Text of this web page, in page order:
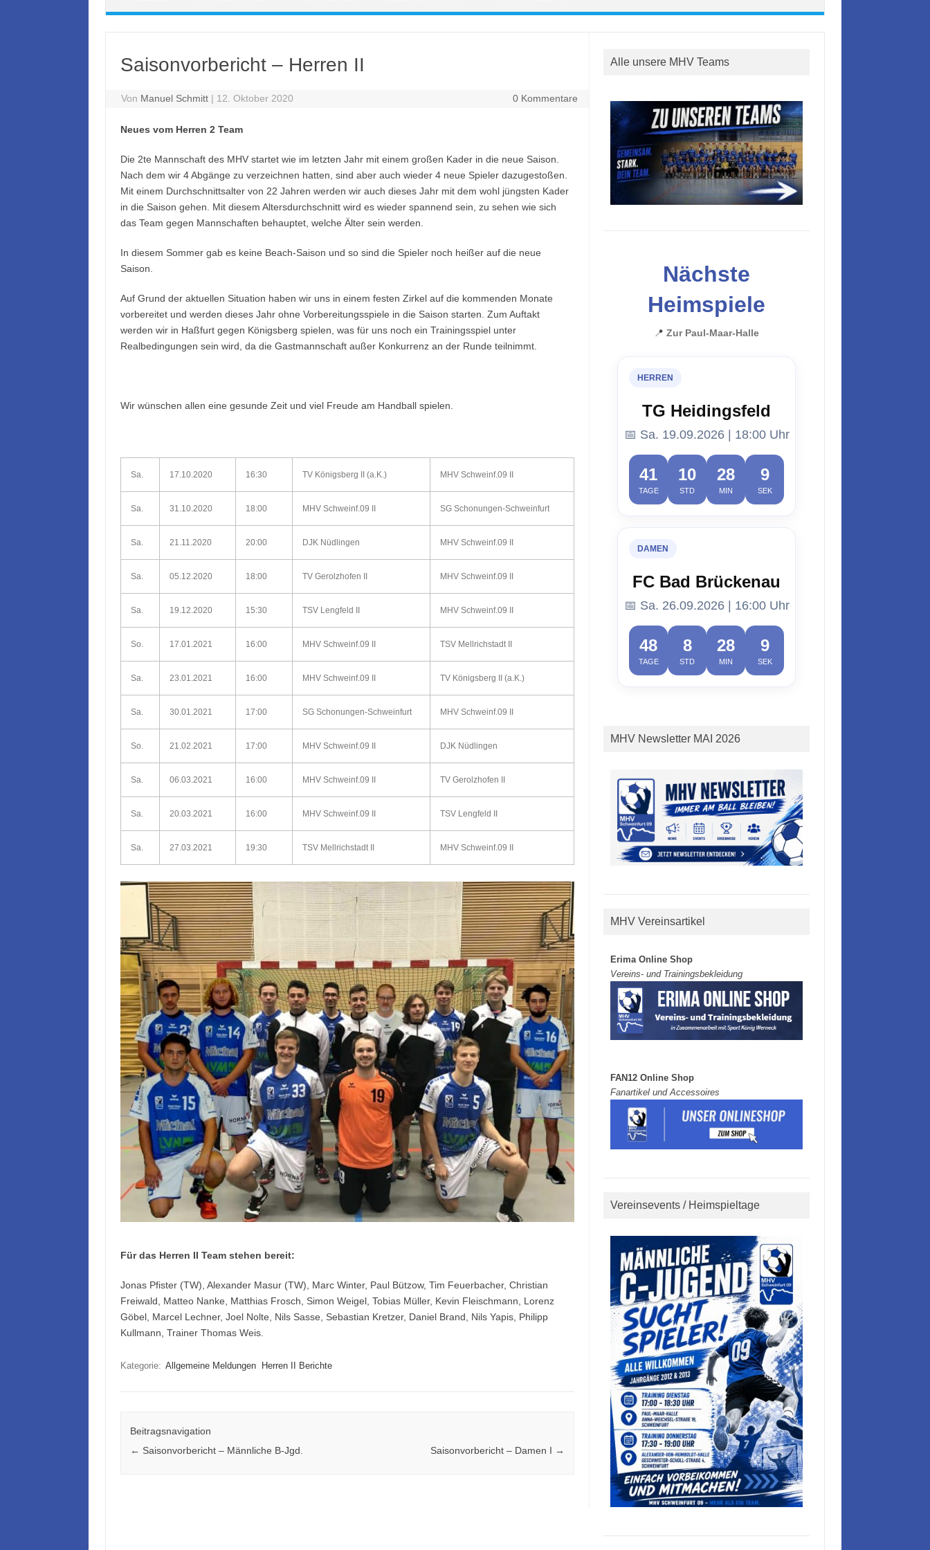
Saisonvorbericht – Herren II
Von Manuel Schmitt | 12. Oktober 2020 0 Kommentare
Neues vom Herren 2 Team
Die 2te Mannschaft des MHV startet wie im letzten Jahr mit einem großen Kader in die neue Saison.
Nach dem wir 4 Abgänge zu verzeichnen hatten, sind aber auch wieder 4 neue Spieler dazugestoßen.
Mit einem Durchschnittsalter von 22 Jahren werden wir auch dieses Jahr mit dem wohl jüngsten Kader
in die Saison gehen. Mit diesem Altersdurchschnitt wird es wieder spannend sein, zu sehen wie sich
das Team gegen Mannschaften behauptet, welche Älter sein werden.
In diesem Sommer gab es keine Beach-Saison und so sind die Spieler noch heißer auf die neue
Saison.
Auf Grund der aktuellen Situation haben wir uns in einem festen Zirkel auf die kommenden Monate
vorbereitet und werden dieses Jahr ohne Vorbereitungsspiele in die Saison starten. Zum Auftakt
werden wir in Haßfurt gegen Königsberg spielen, was für uns noch ein Trainingsspiel unter
Realbedingungen sein wird, da die Gastmannschaft außer Konkurrenz an der Runde teilnimmt.
Wir wünschen allen eine gesunde Zeit und viel Freude am Handball spielen.
Sa. 17.10.2020 16:30 TV Königsberg II (a.K.) MHV Schweinf.09 II
Sa. 31.10.2020 18:00 MHV Schweinf.09 II SG Schonungen-Schweinfurt
Sa. 21.11.2020 20:00 DJK Nüdlingen MHV Schweinf.09 II
Sa. 05.12.2020 18:00 TV Gerolzhofen II MHV Schweinf.09 II
Sa. 19.12.2020 15:30 TSV Lengfeld II MHV Schweinf.09 II
So. 17.01.2021 16:00 MHV Schweinf.09 II TSV Mellrichstadt II
Sa. 23.01.2021 16:00 MHV Schweinf.09 II TV Königsberg II (a.K.)
Sa. 30.01.2021 17:00 SG Schonungen-Schweinfurt MHV Schweinf.09 II
So. 21.02.2021 17:00 MHV Schweinf.09 II DJK Nüdlingen
Sa. 06.03.2021 16:00 MHV Schweinf.09 II TV Gerolzhofen II
Sa. 20.03.2021 16:00 MHV Schweinf.09 II TSV Lengfeld II
Sa. 27.03.2021 19:30 TSV Mellrichstadt II MHV Schweinf.09 II
Für das Herren II Team stehen bereit:
Jonas Pfister (TW), Alexander Masur (TW), Marc Winter, Paul Bützow, Tim Feuerbacher, Christian
Freiwald, Matteo Nanke, Matthias Frosch, Simon Weigel, Tobias Müller, Kevin Fleischmann, Lorenz
Göbel, Marcel Lechner, Joel Nolte, Nils Sasse, Sebastian Kretzer, Daniel Brand, Nils Yapis, Philipp
Kullmann, Trainer Thomas Weis.
Kategorie: Allgemeine Meldungen Herren II Berichte
Beitragsnavigation
← Saisonvorbericht – Männliche B-Jgd. Saisonvorbericht – Damen I →
Alle unsere MHV Teams
Nächste
Heimspiele
📍Zur Paul-Maar-Halle
HERREN
TG Heidingsfeld
📅 Sa. 19.09.2026 | 18:00 Uhr
41
TAGE
10
STD
28
MIN
8
SEK
DAMEN
FC Bad Brückenau
📅 Sa. 26.09.2026 | 16:00 Uhr
48
TAGE
8
STD
28
MIN
8
SEK
MHV Newsletter MAI 2026
MHV Vereinsartikel
Erima Online Shop
Vereins- und Trainingsbekleidung
FAN12 Online Shop
Fanartikel und Accessoires
Vereinsevents / Heimspieltage